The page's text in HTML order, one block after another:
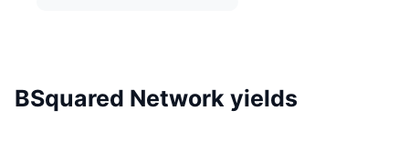
BSquared Network yields